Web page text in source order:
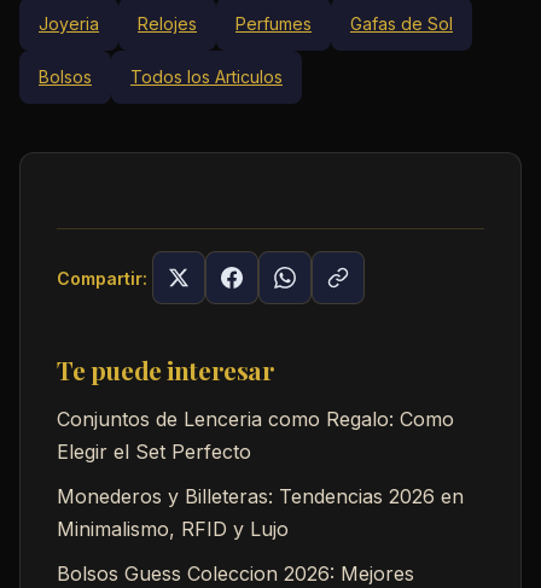
Joyeria Relojes Perfumes Gafas de Sol
Bolsos Todos los Articulos
Compartir:
Te puede interesar
Conjuntos de Lenceria como Regalo: Como
Elegir el Set Perfecto
Monederos y Billeteras: Tendencias 2026 en
Minimalismo, RFID y Lujo
Bolsos Guess Coleccion 2026: Mejores